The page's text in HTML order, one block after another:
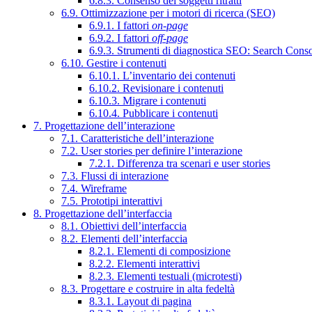
6.9. Ottimizzazione per i motori di ricerca (SEO)
6.9.1. I fattori on-page
6.9.2. I fattori off-page
6.9.3. Strumenti di diagnostica SEO: Search
6.10. Gestire i contenuti
6.10.1. L’inventario dei contenuti
6.10.2. Revisionare i contenuti
6.10.3. Migrare i contenuti
6.10.4. Pubblicare i contenuti
7. Progettazione dell’interazione
7.1. Caratteristiche dell’interazione
7.2. User stories per definire l’interazione
7.2.1. Differenza tra scenari e user stories
7.3. Flussi di interazione
7.4. Wireframe
7.5. Prototipi interattivi
8. Progettazione dell’interfaccia
8.1. Obiettivi dell’interfaccia
8.2. Elementi dell’interfaccia
8.2.1. Elementi di composizione
8.2.2. Elementi interattivi
8.2.3. Elementi testuali (microtesti)
8.3. Progettare e costruire in alta fedeltà
8.3.1. Layout di pagina